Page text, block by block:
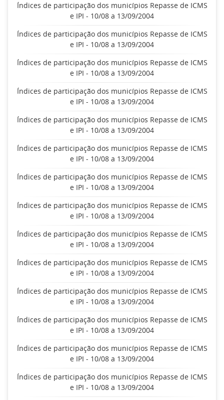
Índices de participação dos municípios Repasse de ICMS
e IPI - 10/08 a 13/09/2004
Índices de participação dos municípios Repasse de ICMS
e IPI - 10/08 a 13/09/2004
Índices de participação dos municípios Repasse de ICMS
e IPI - 10/08 a 13/09/2004
Índices de participação dos municípios Repasse de ICMS
e IPI - 10/08 a 13/09/2004
Índices de participação dos municípios Repasse de ICMS
e IPI - 10/08 a 13/09/2004
Índices de participação dos municípios Repasse de ICMS
e IPI - 10/08 a 13/09/2004
Índices de participação dos municípios Repasse de ICMS
e IPI - 10/08 a 13/09/2004
Índices de participação dos municípios Repasse de ICMS
e IPI - 10/08 a 13/09/2004
Índices de participação dos municípios Repasse de ICMS
e IPI - 10/08 a 13/09/2004
Índices de participação dos municípios Repasse de ICMS
e IPI - 10/08 a 13/09/2004
Índices de participação dos municípios Repasse de ICMS
e IPI - 10/08 a 13/09/2004
Índices de participação dos municípios Repasse de ICMS
e IPI - 10/08 a 13/09/2004
Índices de participação dos municípios Repasse de ICMS
e IPI - 10/08 a 13/09/2004
Índices de participação dos municípios Repasse de ICMS
e IPI - 10/08 a 13/09/2004